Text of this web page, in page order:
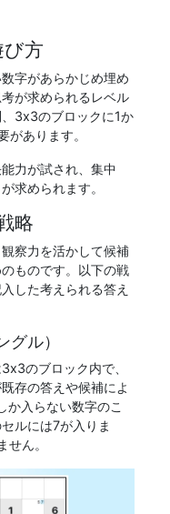
び方
字があらかじめ埋め
が求められるレベル
3x3のブロックに1か
があります。
力が試され、集中
求められます。
略
察力を活かして候補
ものです。以下の戦
した考えられる答え
ル）
のブロック内で、
存の答えや候補によ
か入らない数字のこ
ルには7が入りま
ん。